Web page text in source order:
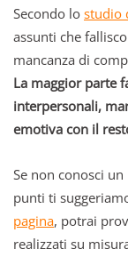
Secondo lo studio
assunti che
mancanza di
La maggior parte
interpersonali,
emotiva con il
Se non conosci
punti ti
pagina, potrai
realizzati su